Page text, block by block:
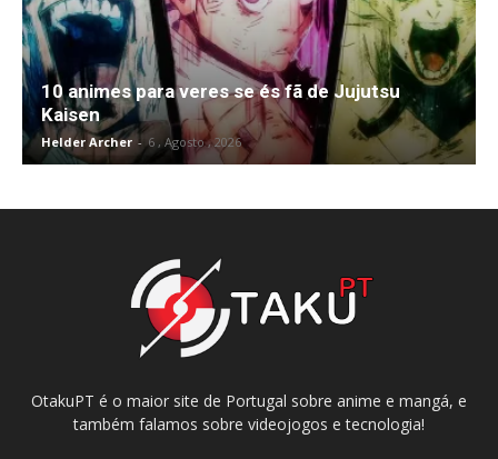
10 animes para veres se és fã de Jujutsu
Kaisen
Helder Archer - 6 , Agosto , 2026
OtakuPT é o maior site de Portugal sobre anime e mangá, e
também falamos sobre videojogos e tecnologia!